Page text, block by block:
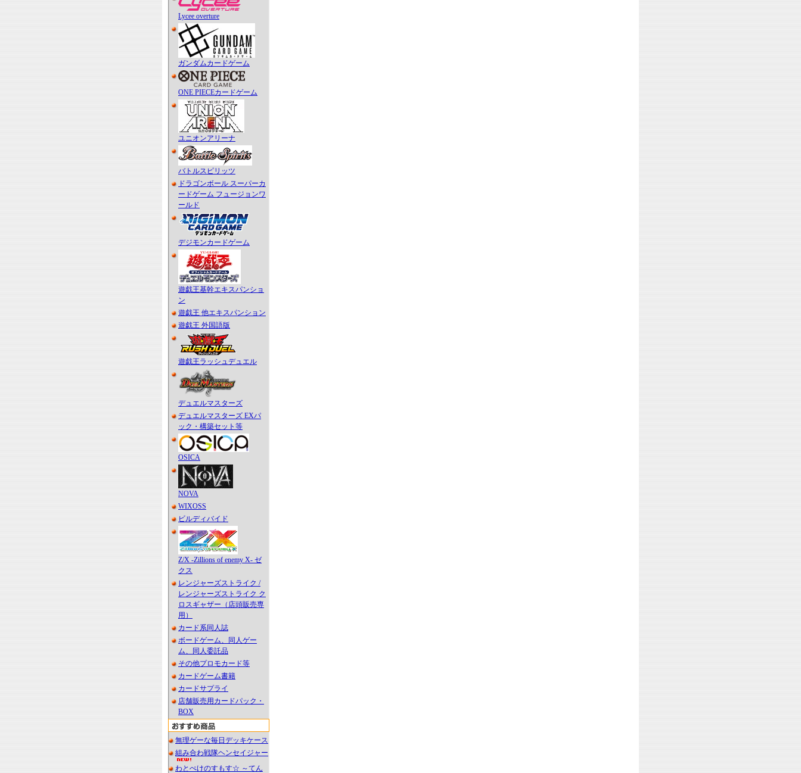
Lycee overture
ガンダムカードゲーム
ONE PIECEカードゲーム
ユニオンアリーナ
バトルスピリッツ
ドラゴンボール スーパーカ
ードゲーム フュージョンワ
ールド
デジモンカードゲーム
遊戯王基幹エキスパンショ
ン
遊戯王 他エキスパンション
遊戯王 外国語版
遊戯王ラッシュデュエル
デュエルマスターズ
デュエルマスターズ EXパ
ック・構築セット等
OSICA
NOVA
WIXOSS
ビルディバイド
Z/X -Zillions of enemy X- ゼ
クス
レンジャーズストライク /
レンジャーズストライク ク
ロスギャザー（店頭販売専
用）
カード系同人誌
ボードゲーム、同人ゲー
ム、同人委託品
その他プロモカード等
カードゲーム書籍
カードサプライ
店舗販売用カードパック・
BOX
無理ゲーな毎日デッキケース
組み合わ戦隊ヘンセイジャー
わとぺけのすもす☆ ～てん